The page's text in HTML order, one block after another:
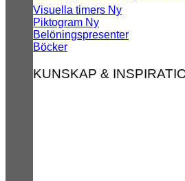
Visuella timers
Piktogram
Belöningspresenter
Böcker
KUNSKAP &